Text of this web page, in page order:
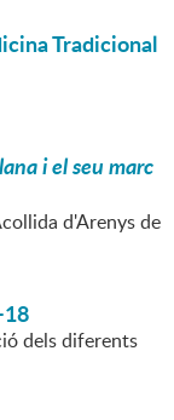
Tradicional
i el seu marc
d'Arenys de
dels diferents